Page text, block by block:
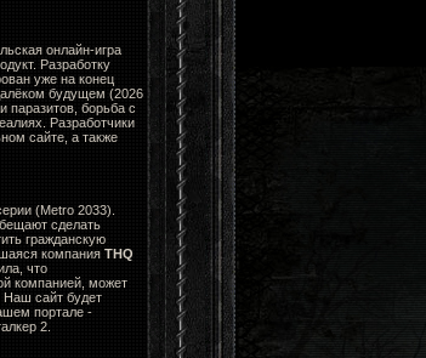
онлайн-игра
Разработку
уже на конец
будущем (2026
паразитов, борьба с
Разработчики
сайте, а также
(Metro 2033).
сделать
гражданскую
компания THQ
что
компанией, может
Наш сайт будет
портале -
2.